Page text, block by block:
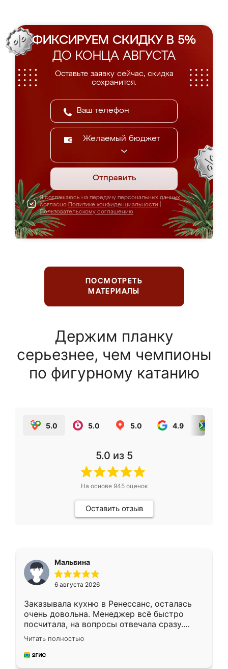
ФИКСИРУЕМ СКИДКУ В 5%
ДО КОНЦА АВГУСТА
Оставьте заявку сейчас, скидка
сохранится.
Желаемый бюджет
Отправить
Я соглашаюсь на передачу персональных данных
согласно Политике конфиденциальности
Пользовательскому соглашению
ПОСМОТРЕТЬ
МАТЕРИАЛЫ
Держим планку
серьезнее, чем чемпионы
по фигурному катанию
5.0 5.0 5.0 4.9
5.0 из 5
На основе 945оценок
Оставить отзыв
Мальвина
6 августа 2026
Заказывала кухню в Ренессанс, осталась
очень довольна. Менеджер всё быстро
посчитала, на вопросы отвечала сразу.
Замерщик приехал в субботу, подошёл к
делу со всей ответственностью. Собрали
за день, ребята работали аккуратно, даже
Читать полностью